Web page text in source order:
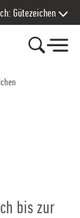
Gütezeichen
bis zur